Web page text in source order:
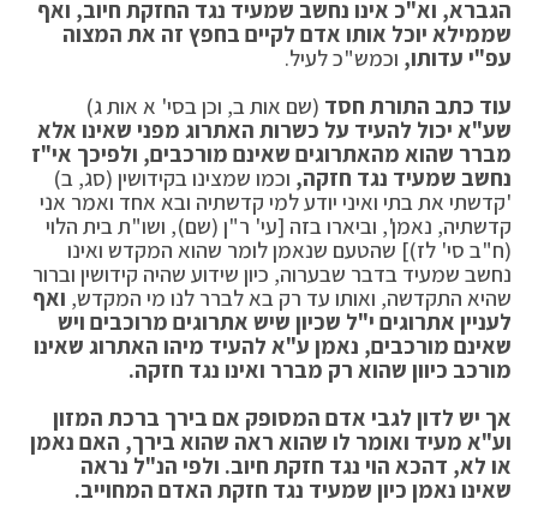
הגברא, וא"כ אינו נחשב שמעיד נגד החזקת חיוב, ואף
שממילא יוכל אותו אדם לקיים בחפץ זה את המצוה
עפ"י עדותו, וכמש"כ לעיל.
עוד כתב התורת חסד (שם אות ב, וכן בסי' א אות ג)
שע"א יכול להעיד על כשרות האתרוג מפני שאינו אלא
מברר שהוא מהאתרוגים שאינם מורכבים, ולפיכך אי"ז
נחשב שמעיד נגד חזקה, וכמו שמצינו בקידושין (סג, ב)
'קדשתי את בתי ואיני יודע למי קדשתיה ובא אחד ואמר אני
קדשתיה, נאמן', וביארו בזה [עי' ר"ן (שם), ושו"ת בית הלוי
(ח"ב סי' לז)] שהטעם שנאמן לומר שהוא המקדש ואינו
נחשב שמעיד בדבר שבערוה, כיון שידוע שהיה קידושין וברור
שהיא התקדשה, ואותו עד רק בא לברר לנו מי המקדש, ואף
לעניין אתרוגים י"ל שכיון שיש אתרוגים מרוכבים ויש
שאינם מורכבים, נאמן ע"א להעיד מיהו האתרוג שאינו
מורכב כיוון שהוא רק מברר ואינו נגד חזקה.
אך יש לדון לגבי אדם המסופק אם בירך ברכת המזון
וע"א מעיד ואומר לו שהוא ראה שהוא בירך, האם נאמן
או לא, דהכא הוי נגד חזקת חיוב. ולפי הנ"ל נראה
שאינו נאמן כיון שמעיד נגד חזקת האדם המחוייב.